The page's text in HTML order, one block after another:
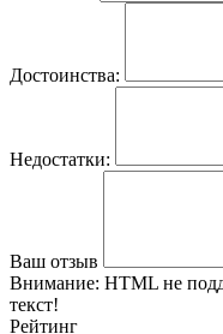
Достоинства:
Недостатки:
Ваш отзыв
Внимание: HTML не
текст!
Рейтинг